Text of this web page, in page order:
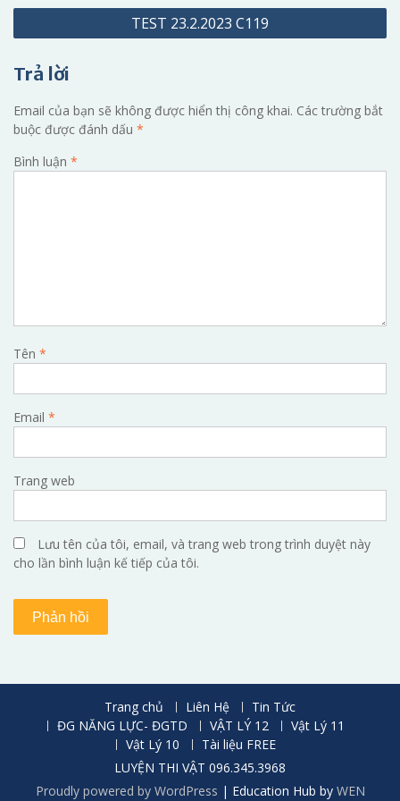
TEST 23.2.2023 C119
Trả lời
Email của bạn sẽ không được hiển thị công khai. Các trường bắt
buộc được đánh dấu *
Bình luận *
Tên *
Email *
Trang web
Lưu tên của tôi, email, và trang web trong trình duyệt này
cho lần bình luận kế tiếp của tôi.
Trang chủ Liên Hệ
Tin Tức
ĐG NĂNG LỰC- ĐGTD
VẬT LÝ 12
Vật Lý 11
Vật Lý 10
Tài liệu FREE
LUYỆN THI VẬT 096.345.3968
Proudly powered by WordPress | Education Hub by WEN